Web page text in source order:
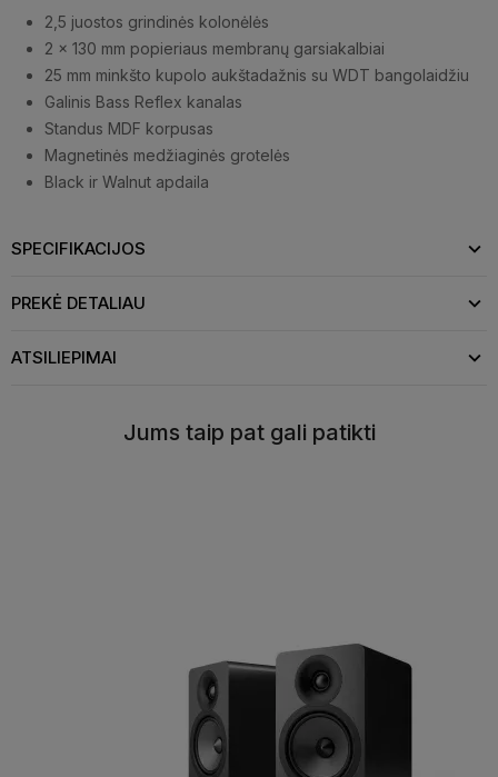
2,5 juostos grindinės kolonėlės
2 × 130 mm popieriaus membranų garsiakalbiai
25 mm minkšto kupolo aukštadažnis su WDT bangolaidžiu
Galinis Bass Reflex kanalas
Standus MDF korpusas
Magnetinės medžiaginės grotelės
Black ir Walnut apdaila
SPECIFIKACIJOS
PREKĖ DETALIAU
ATSILIEPIMAI
Jums taip pat gali patikti